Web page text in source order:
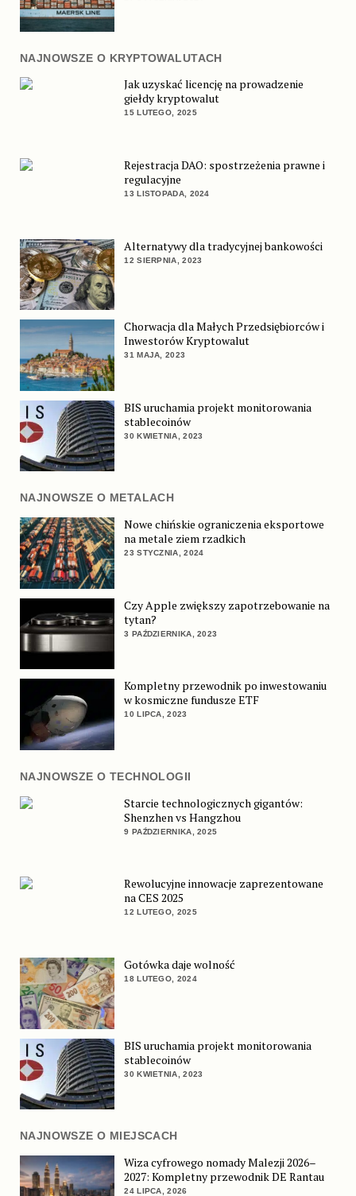
NAJNOWSZE O KRYPTOWALUTACH
Jak uzyskać licencję na prowadzenie
giełdy kryptowalut
15 LUTEGO, 2025
Rejestracja DAO: spostrzeżenia prawne i
regulacyjne
13 LISTOPADA, 2024
Alternatywy dla tradycyjnej bankowości
12 SIERPNIA, 2023
Chorwacja dla Małych Przedsiębiorców i
Inwestorów Kryptowalut
31 MAJA, 2023
BIS uruchamia projekt monitorowania
stablecoinów
30 KWIETNIA, 2023
NAJNOWSZE O METALACH
Nowe chińskie ograniczenia eksportowe
na metale ziem rzadkich
23 STYCZNIA, 2024
Czy Apple zwiększy zapotrzebowanie na
tytan?
3 PAŹDZIERNIKA, 2023
Kompletny przewodnik po inwestowaniu
w kosmiczne fundusze ETF
10 LIPCA, 2023
NAJNOWSZE O TECHNOLOGII
Starcie technologicznych gigantów:
Shenzhen vs Hangzhou
9 PAŹDZIERNIKA, 2025
Rewolucyjne innowacje zaprezentowane
na CES 2025
12 LUTEGO, 2025
Gotówka daje wolność
18 LUTEGO, 2024
BIS uruchamia projekt monitorowania
stablecoinów
30 KWIETNIA, 2023
NAJNOWSZE O MIEJSCACH
Wiza cyfrowego nomady Malezji 2026–
2027: Kompletny przewodnik DE Rantau
24 LIPCA, 2026